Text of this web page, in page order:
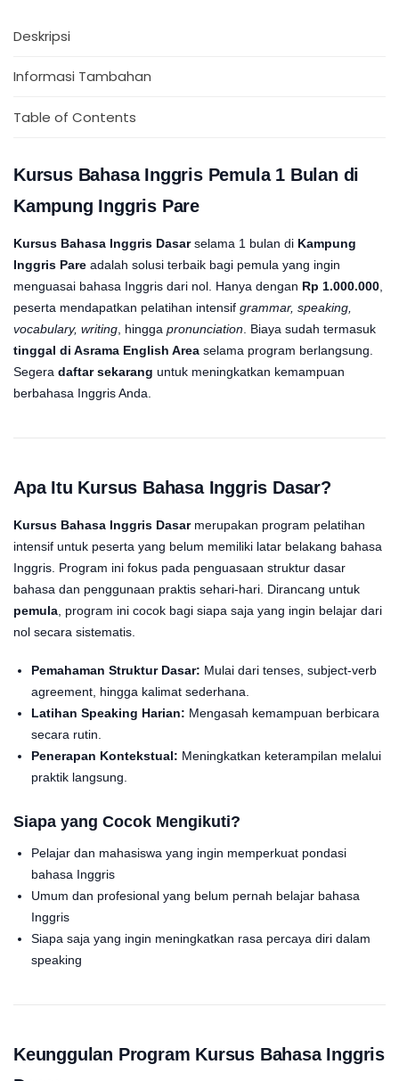
Deskripsi
Informasi Tambahan
Table of Contents
Kursus Bahasa Inggris Pemula 1 Bulan di
Kampung Inggris Pare
Kursus Bahasa Inggris Dasarselama 1 bulan di Kampung
Inggris Pare adalah solusi terbaik bagi pemula yang ingin
menguasai bahasa Inggris dari nol. Hanya dengan Rp 1.000.000
peserta mendapatkan pelatihan intensif grammar, speaking,
vocabulary, writing , hingga pronunciation . Biaya sudah termasuk
tinggal di Asrama English Area selama program berlangsung.
Segera daftar sekarang untuk meningkatkan kemampuan
berbahasa Inggris Anda.
Apa Itu Kursus Bahasa Inggris Dasar?
Kursus Bahasa Inggris Dasarmerupakan program pelatihan
intensif untuk peserta yang belum memiliki latar belakang bahasa
Inggris. Program ini fokus pada penguasaan struktur dasar
bahasa dan penggunaan praktis sehari-hari. Dirancang untuk
pemula , program ini cocok bagi siapa saja yang ingin belajar dari
nol secara sistematis.
Pemahaman Struktur Dasar: Mulai dari tenses, subject-verb
agreement, hingga kalimat sederhana.
Latihan Speaking Harian: Mengasah kemampuan berbicara
secara rutin.
Penerapan Kontekstual: Meningkatkan keterampilan melalui
praktik langsung.
Siapa yang Cocok Mengikuti?
Pelajar dan mahasiswa yang ingin memperkuat pondasi
bahasa Inggris
Umum dan profesional yang belum pernah belajar bahasa
Inggris
Siapa saja yang ingin meningkatkan rasa percaya diri dalam
speaking
Keunggulan Program Kursus Bahasa Inggris